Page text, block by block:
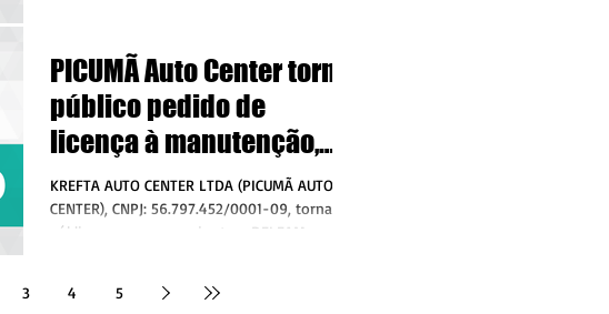
PICUMÃ Auto Center torna
público pedido de
licença à manutenção,
reparação e lavagem de
veículos automotores, em
KREFTA AUTO CENTER LTDA (PICUMÃ AUTO
CENTER), CNPJ: 56.797.452/0001-09, torna
público que requereu junto a DELFAM –
3
4 5